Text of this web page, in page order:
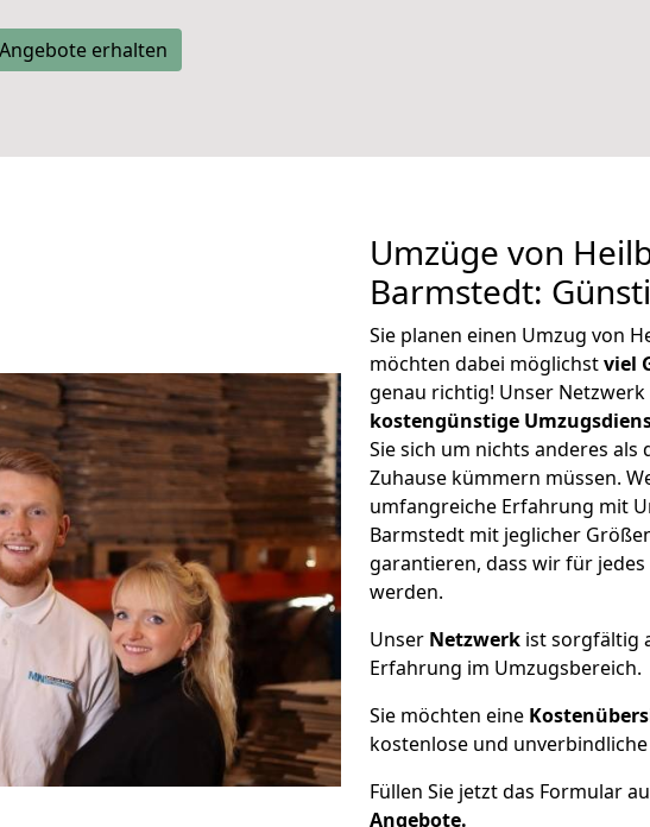
erhalten
Umzüge von
Barmstedt:
Sie planen einen Umzug von
möchten dabei möglichstviel
genau richtig! Unser
kostengünstige
Sie sich um nichts anderes
Zuhause kümmern müssen.
umfangreiche Erfahrung mit
Barmstedt mit jeglicher
garantieren, dass wir für
werden.
Unser Netzwerk ist sorgfältig
Erfahrung im Umzugsbereich.
Sie möchten eine
kostenlose und
Füllen Sie jetzt das Formular
Angebote.